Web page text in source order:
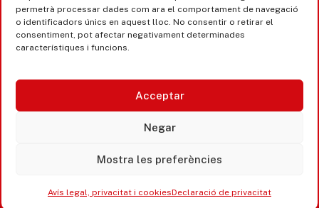
permetrà processar dades com ara el comportament de navegació
o identificadors únics en aquest lloc. No consentir o retirar el
consentiment, pot afectar negativament determinades
característiques i funcions.
Acceptar
Negar
Mostra les preferències
Avís legal, privacitat i cookiesDeclaració de privacitat
Castell d’Aro · Platja d’Aro · S’Agaró
365 www.platjadaro